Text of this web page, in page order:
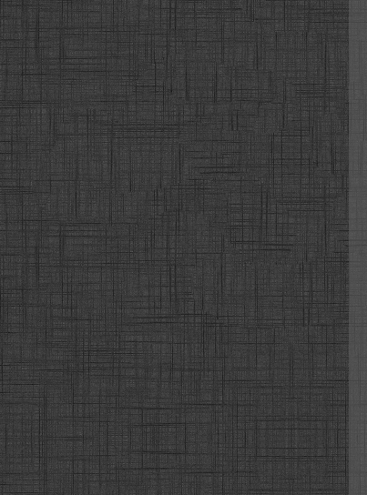
서해
서해